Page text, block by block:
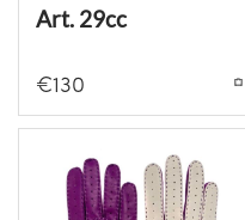
Art. 29cc
€130